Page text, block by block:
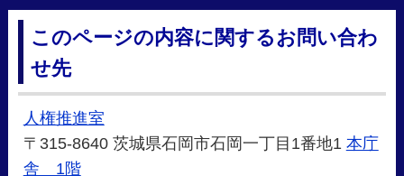
このページの内容に関するお問い合わ
せ先
人権推進室
〒315-8640 茨城県石岡市石岡一丁目1番地1 本庁
舎 1階